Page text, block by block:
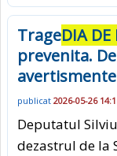
TrageDIA DE
prevenita.
publicat 2026-05-26
Deputatul
dezastrul de la